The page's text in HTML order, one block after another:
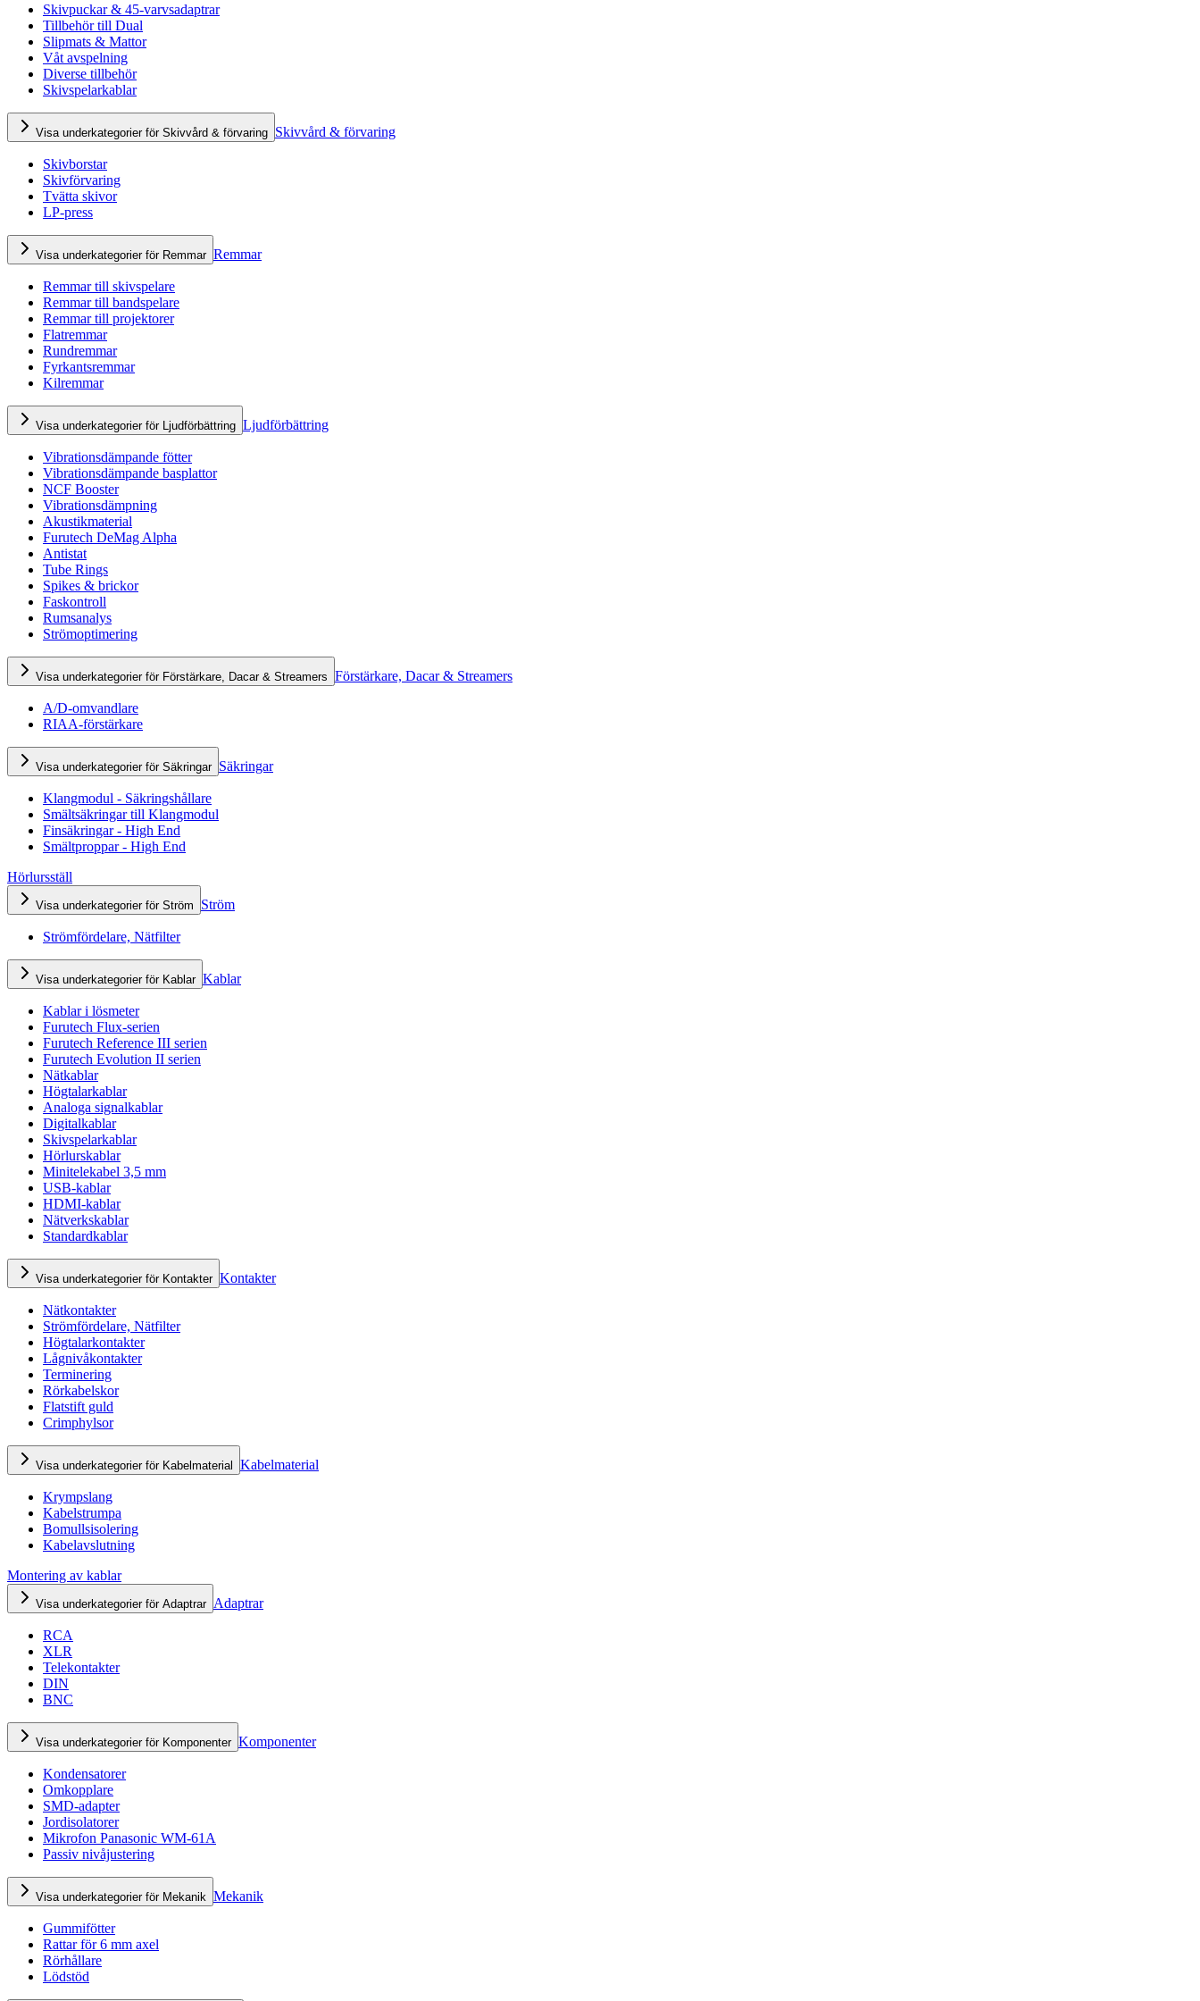
Skivpuckar & 45-varvsadaptrar
Tillbehör till Dual
Slipmats & Mattor
Våt avspelning
Diverse tillbehör
Skivspelarkablar
Visa underkategorier för Skivvård & förvaring Skivvård & förvaring
Skivborstar
Skivförvaring
Tvätta skivor
LP-press
Visa underkategorier för Remmar Remmar
Remmar till skivspelare
Remmar till bandspelare
Remmar till projektorer
Flatremmar
Rundremmar
Fyrkantsremmar
Kilremmar
Visa underkategorier för Ljudförbättring Ljudförbättring
Vibrationsdämpande fötter
Vibrationsdämpande basplattor
NCF Booster
Vibrationsdämpning
Akustikmaterial
Furutech DeMag Alpha
Antistat
Tube Rings
Spikes & brickor
Faskontroll
Rumsanalys
Strömoptimering
Visa underkategorier för Förstärkare, Dacar & Streamers Förstärkare, Dacar & Streamers
A/D-omvandlare
RIAA-förstärkare
Visa underkategorier för Säkringar Säkringar
Klangmodul - Säkringshållare
Smältsäkringar till Klangmodul
Finsäkringar - High End
Smältproppar - High End
Hörlursställ
Visa underkategorier för Ström Ström
Strömfördelare, Nätfilter
Visa underkategorier för Kablar Kablar
Kablar i lösmeter
Furutech Flux-serien
Furutech Reference III serien
Furutech Evolution II serien
Nätkablar
Högtalarkablar
Analoga signalkablar
Digitalkablar
Skivspelarkablar
Hörlurskablar
Minitelekabel 3,5 mm
USB-kablar
HDMI-kablar
Nätverkskablar
Standardkablar
Visa underkategorier för Kontakter Kontakter
Nätkontakter
Strömfördelare, Nätfilter
Högtalarkontakter
Lågnivåkontakter
Terminering
Rörkabelskor
Flatstift guld
Crimphylsor
Visa underkategorier för Kabelmaterial Kabelmaterial
Krympslang
Kabelstrumpa
Bomullsisolering
Kabelavslutning
Montering av kablar
Visa underkategorier för Adaptrar Adaptrar
RCA
XLR
Telekontakter
DIN
BNC
Visa underkategorier för Komponenter Komponenter
Kondensatorer
Omkopplare
SMD-adapter
Jordisolatorer
Mikrofon Panasonic WM-61A
Passiv nivåjustering
Visa underkategorier för Mekanik Mekanik
Gummifötter
Rattar för 6 mm axel
Rörhållare
Lödstöd